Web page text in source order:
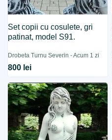
Set copii cu cosulete, gri
patinat, model S91.
Drobeta Turnu Severin - Acum 1 zi
800 lei